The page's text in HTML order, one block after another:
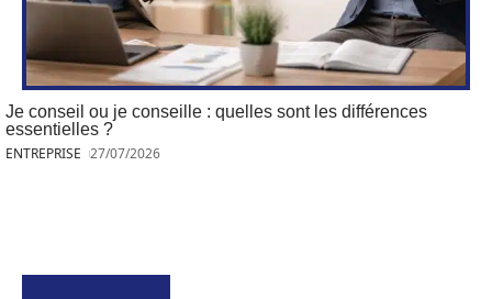
Je conseil ou je conseille : quelles sont les différences
essentielles ?
ENTREPRISE 27/07/2026